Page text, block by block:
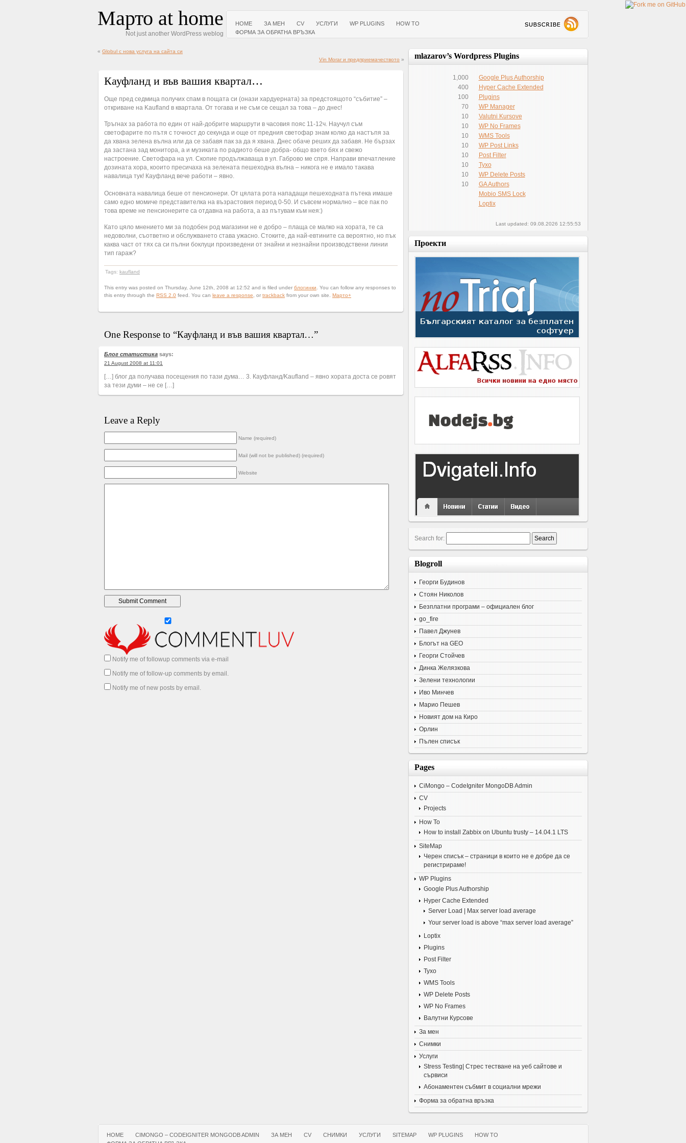
Марто at home
Not just another WordPress weblog
HOME ЗА МЕН CV УСЛУГИ WP PLUGINS
HOW TO
ФОРМА ЗА ОБРАТНА ВРЪЗКА
« Globul с нова услуга на сайта си
Vin Morar и предприемачеството »
Кауфланд и във вашия квартал…
Още пред седмица получих спам в пощата си (онази хардуерната) за предстоящото “събитие” –
откриване на Kaufland в квартала. От тогава и не съм се сещал за това – до днес!
Тръгнах за работа по един от най-добрите маршрути в часовия пояс 11-12ч. Научул съм
светофарите по пътя с точност до секунда и още от предния светофар знам колко да настъпя за
да хвана зелена вълна или да се забавя пак за да я хвана. Днес обаче реших да забавя. Не бързах
да застана зад монитора, а и музиката по радиото беше добра- общо взето бях и свежо
настроение. Светофара на ул. Скопие продължаваща в ул. Габрово ме спря. Направи впечатление
дозината хора, кооито пресичаха на зелената пешеходна вълна – никога не е имало такава
навалица тук! Кауфланд вече работи – явно.
Основната навалица беше от пенсионери. От цялата рота нападащи пешеходната пътека имаше
само едно момиче представителка на възрастовия период 0-50. И съвсем нормално – все пак по
това време не пенсионерите са отдавна на работа, а аз пътувам към нея:)
Като цяло мнението ми за подобен род магазини не е добро – плаща се малко на хората, те са
недоволни, съответно и обслужването става ужасно. Стоките, да най-евтините са вероятно, но пък
каква част от тях са си пълни боклуци произведени от знайни и незнайни производствени линии
тип гараж?
Tags: kaufland
This entry was posted on Thursday, June 12th, 2008 at 12:52 and is filed under блогинки . You can follow any responses to
this entry through the RSS 2.0 feed. You can leave a response , or trackback from your own site. Марто+
One Response to “Кауфланд и във вашия квартал…”
Блог статистика says:
21 August 2008 at 11:01
[…] блог да получава посещения по тази дума… 3. Кауфланд/Kaufland – явно хората доста се ровят
за тези думи – не се […]
Leave a Reply
Name (required)
Mail (will not be published) (required)
Website
Notify me of followup comments via e-mail
Notify me of follow-up comments by email.
Notify me of new posts by email.
mlazarov’s Wordpress Plugins
1,000
Google Plus Authorship
400
Hyper Cache Extended
100
Plugins
70
WP Manager
10
Valutni Kursove
10
WP No Frames
10
WMS Tools
10
WP Post Links
10
Post Filter
10
Tyxo
10
WP Delete Posts
10
GA Authors
Mobio SMS Lock
Loptix
Last updated: 09.08.2026 12:55:53
Проекти
Search for:
Blogroll
Георги Будинов
Стоян Николов
Безплатни програми – официален блог
go_fire
Павел Джунев
Блогът на GEO
Георги Стойчев
Динка Желязкова
Зелени технологии
Иво Минчев
Марио Пешев
Новият дом на Киро
Орлин
Пълен списък
Pages
CiMongo – CodeIgniter MongoDB Admin
CV
Projects
How To
How to install Zabbix on Ubuntu trusty – 14.04.1 LTS
SiteMap
Черен списък – страници в които не е добре да се
регистрираме!
WP Plugins
Google Plus Authorship
Hyper Cache Extended
Server Load | Max server load average
Your server load is above “max server load average”
Loptix
Plugins
Post Filter
Tyxo
WMS Tools
WP Delete Posts
WP No Frames
Валутни Курсове
За мен
Снимки
Услуги
Stress Testing| Стрес тестване на уеб сайтове и
сървиси
Абонаментен събмит в социални мрежи
Форма за обратна връзка
HOME CIMONGO – CODEIGNITER MONGODB ADMIN ЗА МЕН CV СНИМКИ УСЛУГИ SITEMAP WP PLUGINS
HOW TO